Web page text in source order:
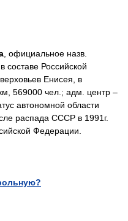
, официальное назв.
составе Российской
Енисея, в
569000 чел.; адм. центр –
автономной области
распада СССР в 1991г.
Федерации.